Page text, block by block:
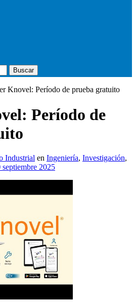
Buscar
Knovel: Período de prueba gratuito
Período de
Industrial en Ingeniería, Investigación,
septiembre 2025